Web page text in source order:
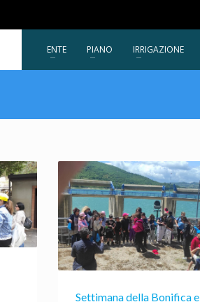
ENTE PIANO IRRIGAZIONE
Settimana della Bonifica e